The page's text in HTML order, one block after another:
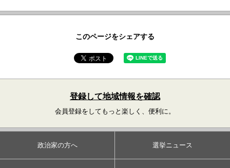
このページをシェアする
登録して地域情報を確認
会員登録をしてもっと楽しく、便利に。
政治家の方へ 選挙ニュース